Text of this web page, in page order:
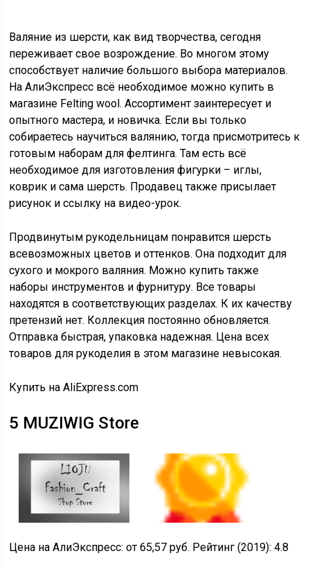
Валяние из шерсти, как вид творчества, сегодня
переживает свое возрождение. Во многом этому
способствует наличие большого выбора материалов.
На АлиЭкспресс всё необходимое можно купить в
магазине Felting wool. Ассортимент заинтересует и
опытного мастера, и новичка. Если вы только
собираетесь научиться валянию, тогда присмотритесь к
готовым наборам для фелтинга. Там есть всё
необходимое для изготовления фигурки – иглы,
коврик и сама шерсть. Продавец также присылает
рисунок и ссылку на видео-урок.
Продвинутым рукодельницам понравится шерсть
всевозможных цветов и оттенков. Она подходит для
сухого и мокрого валяния. Можно купить также
наборы инструментов и фурнитуру. Все товары
находятся в соответствующих разделах. К их качеству
претензий нет. Коллекция постоянно обновляется.
Отправка быстрая, упаковка надежная. Цена всех
товаров для рукоделия в этом магазине невысокая.
Купить на AliExpress.com
5 MUZIWIG Store
Цена на АлиЭкспресс:от 65,57 руб. Рейтинг (2019):4.8